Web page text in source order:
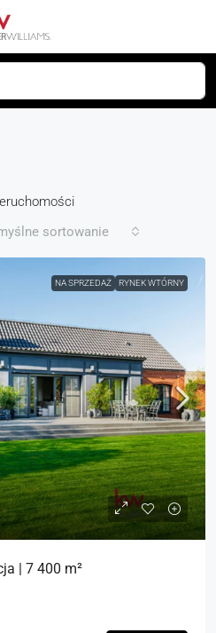
sortowanie
NA SPRZEDAŻ RYNEK WTÓRNY
| 7 400 m²